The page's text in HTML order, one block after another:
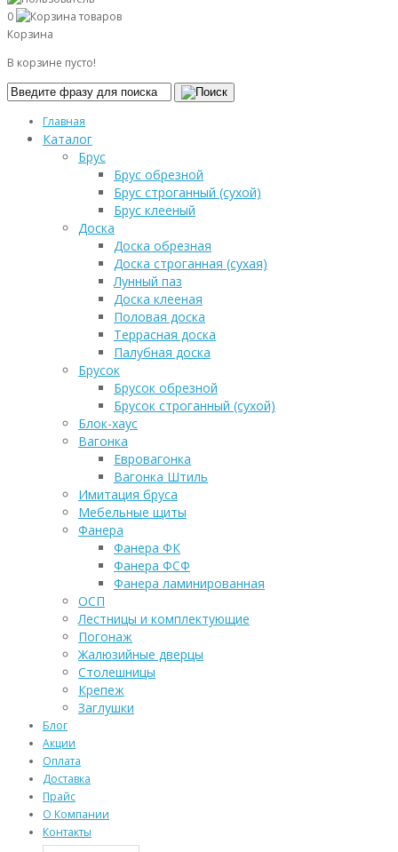
0
Корзина
В корзине пусто!
Главная
Каталог
Брус
Брус обрезной
Брус строганный (сухой)
Брус клееный
Доска
Доска обрезная
Доска строганная (сухая)
Лунный паз
Доска клееная
Половая доска
Террасная доска
Палубная доска
Брусок
Брусок обрезной
Брусок строганный (сухой)
Блок-хаус
Вагонка
Евровагонка
Вагонка Штиль
Имитация бруса
Мебельные щиты
Фанера
Фанера ФК
Фанера ФСФ
Фанера ламинированная
ОСП
Лестницы и комплектующие
Погонаж
Жалюзийные дверцы
Столешницы
Крепеж
Заглушки
Блог
Акции
Оплата
Доставка
Прайс
О Компании
Контакты